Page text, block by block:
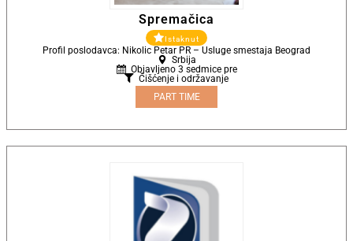
Spremačica
Istaknut
Profil poslodavca: Nikolic Petar PR – Usluge smestaja Beograd
Srbija
Objavljeno 3 sedmice pre
Čišćenje i održavanje
PART TIME